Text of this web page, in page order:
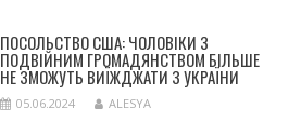
ПОСОЛЬСТВО США: ЧОЛОВІКИ З
ПОДВІЙНИМ ГРОМАДЯНСТВОМ БІЛЬШЕ
НЕ ЗМОЖУТЬ ВИЇЖДЖАТИ З УКРАЇНИ
05.06.2024 ALESYA